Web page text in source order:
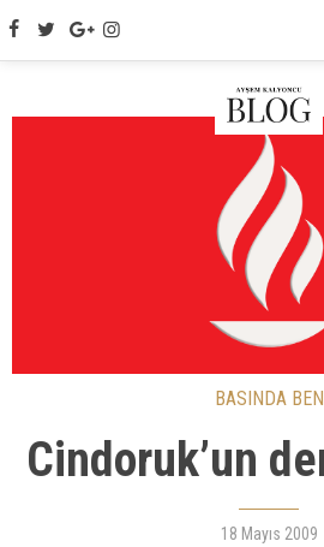
BASINDA BEN
Cindoruk’un
18 Mayıs 2009